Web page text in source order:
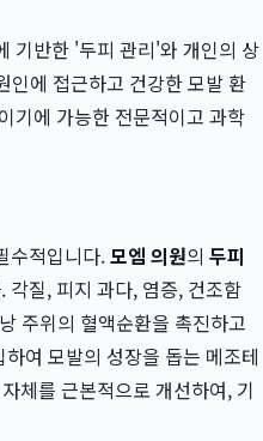
기반한 '두피 관리'와 개인의 상
인에 접근하고 건강한 모발 환
기에 가능한 전문적이고 과학
수적입니다.모엠 의원의 두피
각질, 피지 과다, 염증, 건조함
주위의 혈액순환을 촉진하고
여 모발의 성장을 돕는 메조테
체를 근본적으로 개선하여, 기